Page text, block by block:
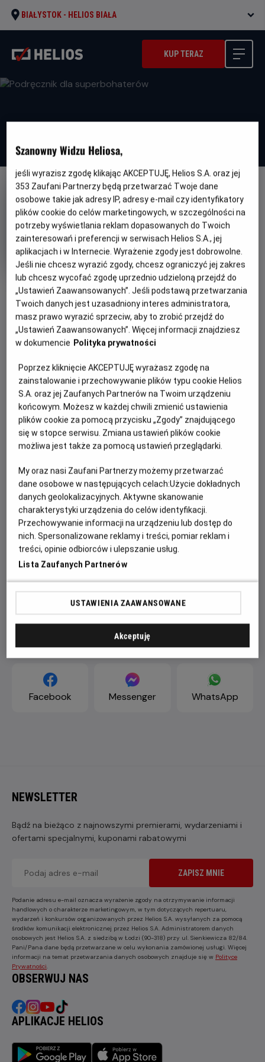
BIAŁYSTOK - HELIOS BIAŁA
KUP TERAZ
DUBBING WKRÓTCE
OBSERWUJ
Podręcznik dla superbohaterów
Oryginalny
tytuł
Handbok för superhjältar Gatunek
Animowany /
Familijny
Minimalny
wiek
Od 6 lat
Czas
trwania
91 min
Kraj
i
rok
produkcji
Szwecja
PREMIERA
REŻYSERIA
Anoo Bhagavan, Patrik
Forsberg
SCENARIUSZ
Anoo Bhagavan, Patrik
Forsberg
WIĘCEJ SZCZEGÓŁÓW
OPIS FILMU
10-letnia Lisa żyje w niewielkim miasteczku, gdzie nie ma
przyjaciół. Pewnego dnia znajduje "Podręcznik dla
Superbohaterów" i przemienia się w Czerwoną Maskę.
Ratując miasto będzie musiała znaleźć w sobie odwagę do
zmierzenia się ze swoimi lękami.
ZAPROŚ ZNAJOMYCH
Facebook Messenger WhatsApp
NEWSLETTER
Bądź na bieżąco z najnowszymi premierami, wydarzeniami i
ofertami specjalnymi, kuponami rabatowymi
ZAPISZ MNIE
Podanie adresu e-mail oznacza wyrażenie zgody na otrzymywanie informacji
handlowych o charakterze marketingowym, w tym dotyczących repertuaru,
wydarzeń i konkursów organizowanych przez Helios S.A. wysyłanych za pomocą
środków komunikacji elektronicznej przez Helios S.A. Administratorem danych
osobowych jest Helios S.A. z siedzibą w Łodzi (90-318) przy ul. Sienkiewicza 82/84.
Pani/Pana dane będą przetwarzane w celu wykonania zamówionej usługi. Więcej
informacji na temat przetwarzania danych osobowych znajduje się w Polityce
Prywatności
OBSERWUJ NAS
APLIKACJE HELIOS
Szanowny Widzu Heliosa,
jeśli wyrazisz zgodę klikając AKCEPTUJĘ, Helios S.A. oraz jej
353 Zaufani Partnerzy będą przetwarzać Twoje dane
osobowe takie jak adresy IP, adresy e-mail czy identyfikatory
plików cookie do celów marketingowych, w szczególności na
potrzeby wyświetlania reklam dopasowanych do Twoich
zainteresowań i preferencji w serwisach Helios S.A., jej
aplikacjach i w Internecie. Wyrażenie zgody jest dobrowolne.
Jeśli nie chcesz wyrazić zgody, chcesz ograniczyć jej zakres
lub chcesz wycofać zgodę uprzednio udzieloną przejdź do
„Ustawień Zaawansowanych”. Jeśli podstawą przetwarzania
Twoich danych jest uzasadniony interes administratora,
masz prawo wyrazić sprzeciw, aby to zrobić przejdź do
„Ustawień Zaawansowanych”. Więcej informacji znajdziesz
w dokumencie Polityka prywatności
Poprzez kliknięcie AKCEPTUJĘ wyrażasz zgodę na
zainstalowanie i przechowywanie plików typu cookie Helios
S.A. oraz jej Zaufanych Partnerów na Twoim urządzeniu
końcowym. Możesz w każdej chwili zmienić ustawienia
plików cookie za pomocą przycisku „Zgody” znajdującego
się w stopce serwisu. Zmiana ustawień plików cookie
możliwa jest także za pomocą ustawień przeglądarki.
My oraz nasi Zaufani Partnerzy możemy przetwarzać
dane osobowe w następujących celach:Użycie dokładnych
danych geolokalizacyjnych. Aktywne skanowanie
charakterystyki urządzenia do celów identyfikacji.
Przechowywanie informacji na urządzeniu lub dostęp do
nich. Spersonalizowane reklamy i treści, pomiar reklam i
treści, opinie odbiorców i ulepszanie usług.
Lista Zaufanych Partnerów
USTAWIENIA ZAAWANSOWANE
Akceptuję